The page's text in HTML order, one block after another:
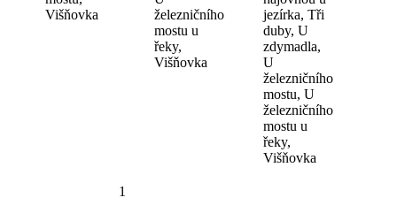
Višňovka
železničního
mostu u
řeky,
Višňovka
jezírka, Tři
duby, U
zdymadla,
U
železničního
mostu, U
železničního
mostu u
řeky,
Višňovka
1